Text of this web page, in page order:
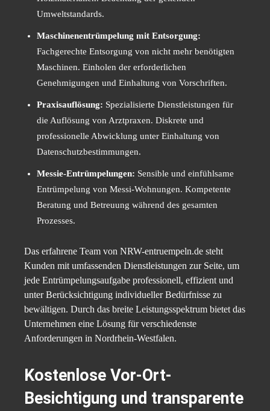
Umweltstandards.
Maschinenentrümpelung mit Entsorgung:
Fachgerechte Entsorgung von nicht mehr benötigten
Maschinen. Einholen der erforderlichen
Genehmigungen und Einhaltung von Vorschriften.
Praxisauflösung: Spezialisierte Dienstleistungen für
die Auflösung von Arztpraxen. Diskrete und
professionelle Abwicklung unter Einhaltung von
Datenschutzbestimmungen.
Messie-Entrümpelungen: Sensible und einfühlsame
Entrümpelung von Messi-Wohnungen. Kompetente
Beratung und Betreuung während des gesamten
Prozesses.
Das erfahrene Team von NRW-entruempeln.de steht
Kunden mit umfassenden Dienstleistungen zur Seite, um
jede Entrümpelungsaufgabe professionell, effizient und
unter Berücksichtigung individueller Bedürfnisse zu
bewältigen. Durch das breite Leistungsspektrum bietet das
Unternehmen eine Lösung für verschiedenste
Anforderungen in Nordrhein-Westfalen.
Kostenlose Vor-Ort-
Besichtigung und transparente